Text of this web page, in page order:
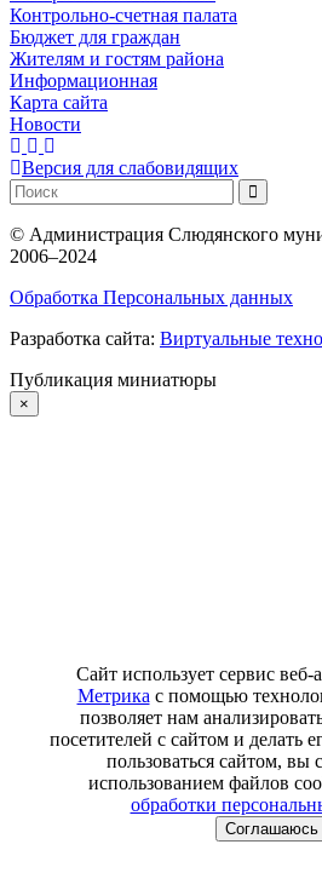
Контрольно-счетная палата
Бюджет для граждан
Жителям и гостям района
Информационная
Карта сайта
Новости
Версия для слабовидящих
© Администрация Слюдянского
2006–2024
Обработка Персональных данных
Разработка сайта: Виртуальные
Публикация миниатюры
×
Сайт использует сервис веб-
Метрика с помощью
позволяет нам
посетителей с сайтом и делать
пользоваться сайтом, вы
использованием файлов
обработки
Соглашаюсь